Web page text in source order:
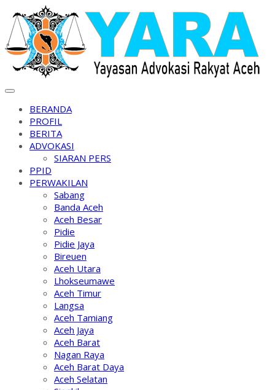
Skip
to
content
BERANDA
PROFIL
BERITA
ADVOKASI
SIARAN PERS
PPID
PERWAKILAN
Sabang
Banda Aceh
Aceh Besar
Pidie
Pidie Jaya
Bireuen
Aceh Utara
Lhokseumawe
Aceh Timur
Langsa
Aceh Tamiang
Aceh Jaya
Aceh Barat
Nagan Raya
Aceh Barat Daya
Aceh Selatan